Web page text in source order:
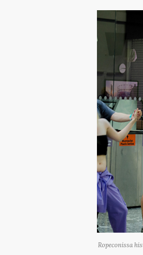
Ropeconissa